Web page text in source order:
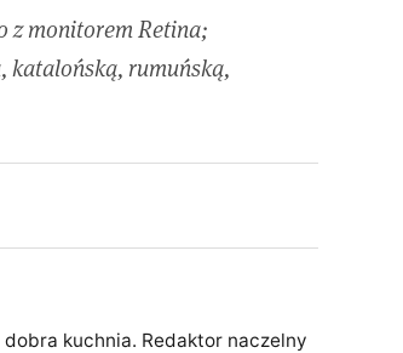
z monitorem Retina;
katalońską, rumuńską,
kuchnia. Redaktor naczelny